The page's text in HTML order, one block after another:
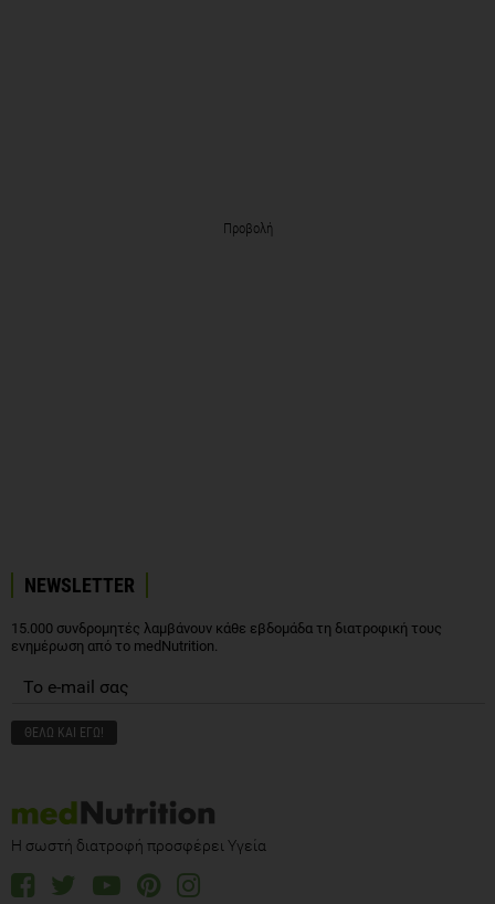
Προβολή
NEWSLETTER
15.000 συνδρομητές λαμβάνουν κάθε εβδομάδα τη διατροφική τους
ενημέρωση από το medNutrition.
Η σωστή διατροφή προσφέρει Υγεία